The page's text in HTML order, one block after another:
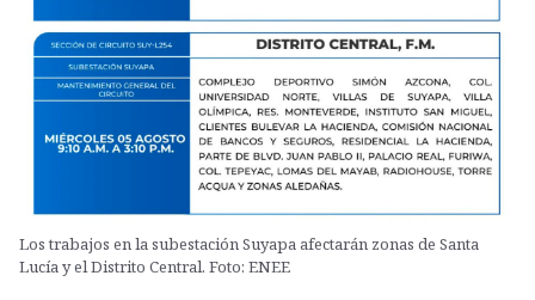
Los trabajos en la subestación Suyapa afectarán zonas de Santa
Lucía y el Distrito Central. Foto: ENEE